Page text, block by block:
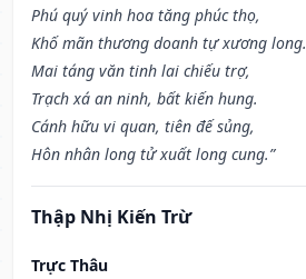
Phú quý vinh hoa tăng phúc thọ,
Khố mãn thương doanh tự xương long.
Mai táng văn tinh lai chiếu trợ,
Trạch xá an ninh, bất kiến hung.
Cánh hữu vi quan, tiên đế sủng,
Hôn nhân long tử xuất long cung.”
Thập Nhị Kiến Trừ
Trực Thâu